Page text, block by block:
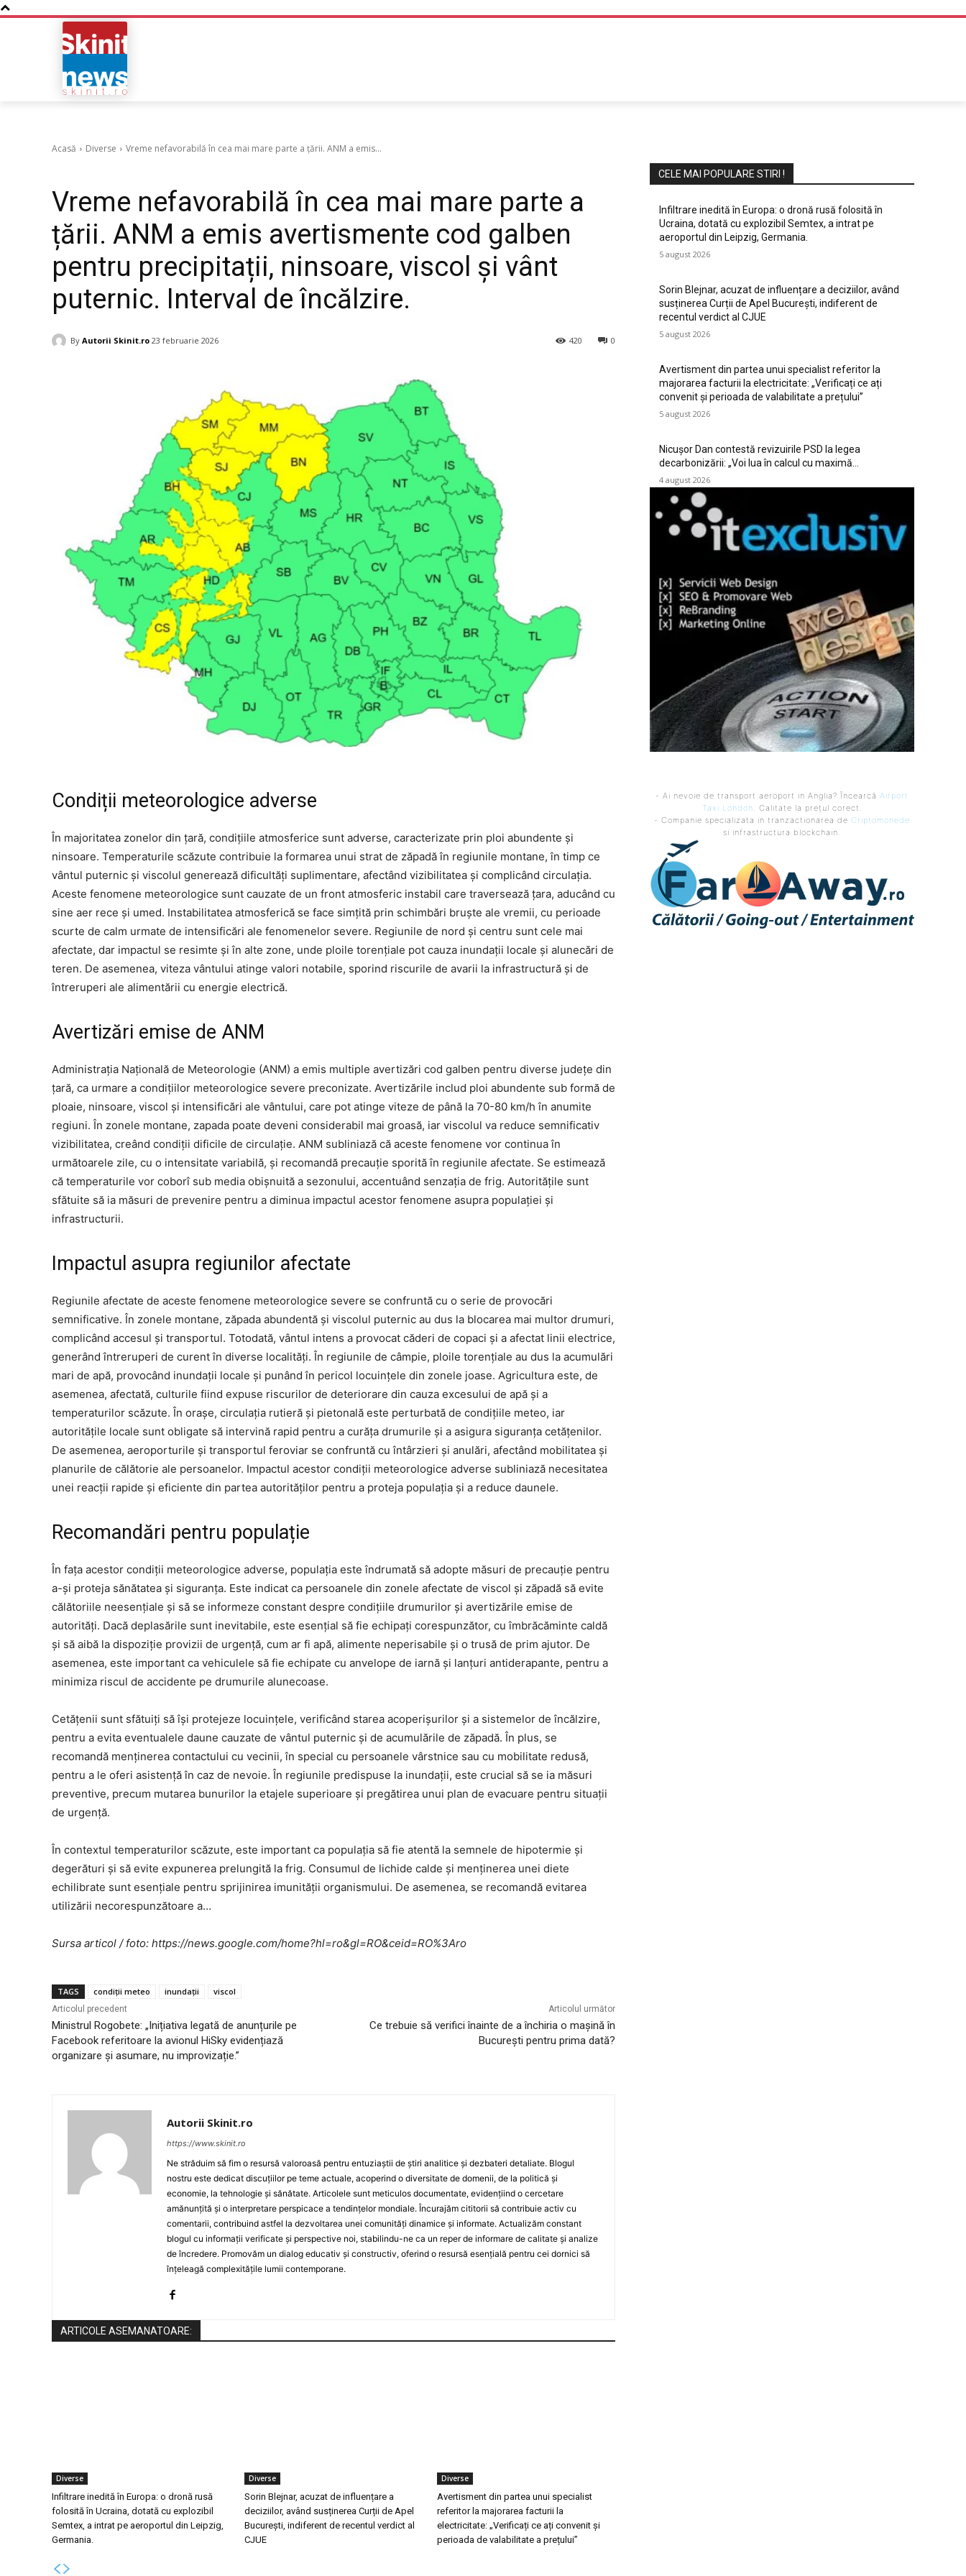
Acasă Diverse Vreme nefavorabilă în cea mai mare parte a țării. ANM a emis...
Vreme nefavorabilă în cea mai mare parte a
țării. ANM a emis avertismente cod galben
pentru precipitații, ninsoare, viscol și vânt
puternic. Interval de încălzire.
By Autorii Skinit.ro 23 februarie 2026 0
420
Condiții meteorologice adverse
În majoritatea zonelor din țară, condițiile atmosferice sunt adverse, caracterizate prin ploi abundente și
ninsoare. Temperaturile scăzute contribuie la formarea unui strat de zăpadă în regiunile montane, în timp ce
vântul puternic și viscolul generează dificultăți suplimentare, afectând vizibilitatea și complicând circulația.
Aceste fenomene meteorologice sunt cauzate de un front atmosferic instabil care traversează țara, aducând cu
sine aer rece și umed. Instabilitatea atmosferică se face simțită prin schimbări bruște ale vremii, cu perioade
scurte de calm urmate de intensificări ale fenomenelor severe. Regiunile de nord și centru sunt cele mai
afectate, dar impactul se resimte și în alte zone, unde ploile torențiale pot cauza inundații locale și alunecări de
teren. De asemenea, viteza vântului atinge valori notabile, sporind riscurile de avarii la infrastructură și de
întreruperi ale alimentării cu energie electrică.
Avertizări emise de ANM
Administrația Națională de Meteorologie (ANM) a emis multiple avertizări cod galben pentru diverse județe din
țară, ca urmare a condițiilor meteorologice severe preconizate. Avertizările includ ploi abundente sub formă de
ploaie, ninsoare, viscol și intensificări ale vântului, care pot atinge viteze de până la 70-80 km/h în anumite
regiuni. În zonele montane, zapada poate deveni considerabil mai groasă, iar viscolul va reduce semnificativ
vizibilitatea, creând condiții dificile de circulație. ANM subliniază că aceste fenomene vor continua în
următoarele zile, cu o intensitate variabilă, și recomandă precauție sporită în regiunile afectate. Se estimează
că temperaturile vor coborî sub media obișnuită a sezonului, accentuând senzația de frig. Autoritățile sunt
sfătuite să ia măsuri de prevenire pentru a diminua impactul acestor fenomene asupra populației și
infrastructurii.
Impactul asupra regiunilor afectate
Regiunile afectate de aceste fenomene meteorologice severe se confruntă cu o serie de provocări
semnificative. În zonele montane, zăpada abundentă și viscolul puternic au dus la blocarea mai multor drumuri,
complicând accesul și transportul. Totodată, vântul intens a provocat căderi de copaci și a afectat linii electrice,
generând întreruperi de curent în diverse localități. În regiunile de câmpie, ploile torențiale au dus la acumulări
mari de apă, provocând inundații locale și punând în pericol locuințele din zonele joase. Agricultura este, de
asemenea, afectată, culturile fiind expuse riscurilor de deteriorare din cauza excesului de apă și a
temperaturilor scăzute. În orașe, circulația rutieră și pietonală este perturbată de condițiile meteo, iar
autoritățile locale sunt obligate să intervină rapid pentru a curăța drumurile și a asigura siguranța cetățenilor.
De asemenea, aeroporturile și transportul feroviar se confruntă cu întârzieri și anulări, afectând mobilitatea și
planurile de călătorie ale persoanelor. Impactul acestor condiții meteorologice adverse subliniază necesitatea
unei reacții rapide și eficiente din partea autorităților pentru a proteja populația și a reduce daunele.
Recomandări pentru populație
În fața acestor condiții meteorologice adverse, populația este îndrumată să adopte măsuri de precauție pentru
a-și proteja sănătatea și siguranța. Este indicat ca persoanele din zonele afectate de viscol și zăpadă să evite
călătoriile neesențiale și să se informeze constant despre condițiile drumurilor și avertizările emise de
autorități. Dacă deplasările sunt inevitabile, este esențial să fie echipați corespunzător, cu îmbrăcăminte caldă
și să aibă la dispoziție provizii de urgență, cum ar fi apă, alimente neperisabile și o trusă de prim ajutor. De
asemenea, este important ca vehiculele să fie echipate cu anvelope de iarnă și lanțuri antiderapante, pentru a
minimiza riscul de accidente pe drumurile alunecoase.
Cetățenii sunt sfătuiți să își protejeze locuințele, verificând starea acoperișurilor și a sistemelor de încălzire,
pentru a evita eventualele daune cauzate de vântul puternic și de acumulările de zăpadă. În plus, se
recomandă menținerea contactului cu vecinii, în special cu persoanele vârstnice sau cu mobilitate redusă,
pentru a le oferi asistență în caz de nevoie. În regiunile predispuse la inundații, este crucial să se ia măsuri
preventive, precum mutarea bunurilor la etajele superioare și pregătirea unui plan de evacuare pentru situații
de urgență.
În contextul temperaturilor scăzute, este important ca populația să fie atentă la semnele de hipotermie și
degerături și să evite expunerea prelungită la frig. Consumul de lichide calde și menținerea unei diete
echilibrate sunt esențiale pentru sprijinirea imunității organismului. De asemenea, se recomandă evitarea
utilizării necorespunzătoare a…
Sursa articol / foto: https://news.google.com/home?hl=ro&gl=RO&ceid=RO%3Aro
TAGS condiții meteo inundații viscol
Articolul precedent
Ministrul Rogobete: „Inițiativa legată de anunțurile pe
Facebook referitoare la avionul HiSky evidențiază
organizare și asumare, nu improvizație.”
Articolul următor
Ce trebuie să verifici înainte de a închiria o mașină în
București pentru prima dată?
Autorii Skinit.ro
https://www.skinit.ro
Ne străduim să fim o resursă valoroasă pentru entuziaștii de știri analitice și dezbateri detaliate. Blogul
nostru este dedicat discuțiilor pe teme actuale, acoperind o diversitate de domenii, de la politică și
economie, la tehnologie și sănătate. Articolele sunt meticulos documentate, evidențiind o cercetare
amănunțită și o interpretare perspicace a tendințelor mondiale. Încurajăm cititorii să contribuie activ cu
comentarii, contribuind astfel la dezvoltarea unei comunități dinamice și informate. Actualizăm constant
blogul cu informații verificate și perspective noi, stabilindu-ne ca un reper de informare de calitate și analize
de încredere. Promovăm un dialog educativ și constructiv, oferind o resursă esențială pentru cei dornici să
înțeleagă complexitățile lumii contemporane.
ARTICOLE ASEMANATOARE:
Diverse
Infiltrare inedită în Europa: o dronă rusă
folosită în Ucraina, dotată cu explozibil
Semtex, a intrat pe aeroportul din Leipzig,
Germania.
Diverse
Sorin Blejnar, acuzat de influențare a
deciziilor, având susținerea Curții de Apel
București, indiferent de recentul verdict al
CJUE
Diverse
Avertisment din partea unui specialist
referitor la majorarea facturii la
electricitate: „Verificați ce ați convenit și
perioada de valabilitate a prețului”
CELE MAI POPULARE STIRI !
Infiltrare inedită în Europa: o dronă rusă folosită în
Ucraina, dotată cu explozibil Semtex, a intrat pe
aeroportul din Leipzig, Germania.
5 august 2026
Sorin Blejnar, acuzat de influențare a deciziilor, având
susținerea Curții de Apel București, indiferent de
recentul verdict al CJUE
5 august 2026
Avertisment din partea unui specialist referitor la
majorarea facturii la electricitate: „Verificați ce ați
convenit și perioada de valabilitate a prețului”
5 august 2026
Nicușor Dan contestă revizuirile PSD la legea
decarbonizării: „Voi lua în calcul cu maximă…
4 august 2026
- Ai nevoie de transport aeroport in Anglia? Încearcă Airport
Taxi London. Calitate la prețul corect.
- Companie specializata in tranzactionarea de Criptomonede
si infrastructura blockchain.